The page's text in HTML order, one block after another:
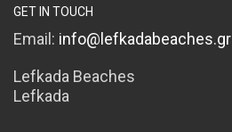
GET IN TOUCH
Email: info@lefkadabeaches.gr
Lefkada Beaches
Lefkada